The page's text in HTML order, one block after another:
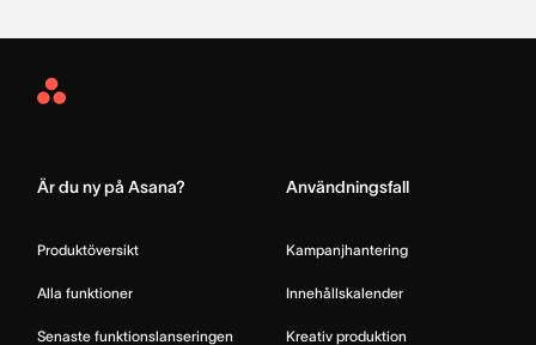
Asana
Är du ny på Asana?
Produktöversikt
Alla funktioner
Senaste funktionslanseringen
Användningsfall
Kampanjhantering
Innehållskalender
Kreativ produktion